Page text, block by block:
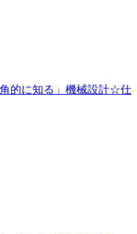
的に知る」機械設計☆仕